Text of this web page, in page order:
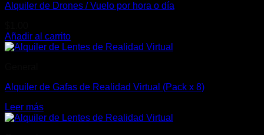
Alquiler de Drones / Vuelo por hora o día
Añadir al carrito
Alquiler de Gafas de Realidad Virtual (Pack x 8)
Leer más